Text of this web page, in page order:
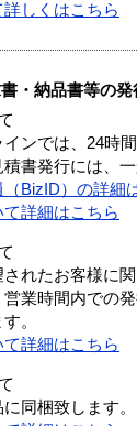
しくはこちら
・納品書等の発
ンでは、24時
書発行には、
BizID）の詳細
て詳細はこちら
れたお客様に
業時間内での
。
詳細はこちら
同梱致します。